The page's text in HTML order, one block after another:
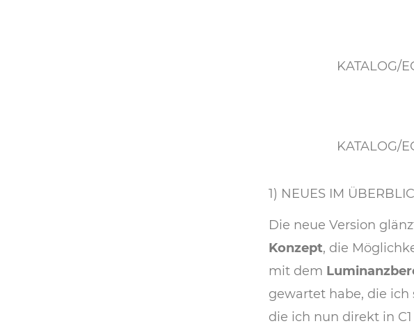
KATALOG/
KATALOG/
1) NEUES IM
Die neue Version
Konzept, die
mit dem
gewartet habe, die
die ich nun direkt in